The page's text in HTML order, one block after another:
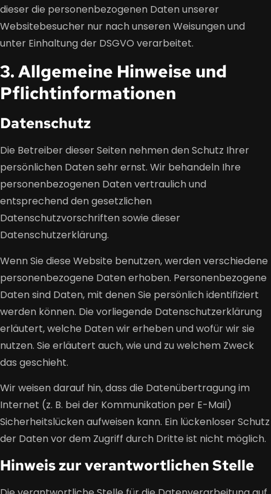
dieser die personenbezogenen Daten unserer
Websitebesucher nur nach unseren Weisungen und
unter Einhaltung der DSGVO verarbeitet.
3. Allgemeine Hinweise und
Pflicht­informationen
Datenschutz
Die Betreiber dieser Seiten nehmen den Schutz Ihrer
persönlichen Daten sehr ernst. Wir behandeln Ihre
personenbezogenen Daten vertraulich und
entsprechend den gesetzlichen
Datenschutzvorschriften sowie dieser
Datenschutzerklärung.
Wenn Sie diese Website benutzen, werden verschiedene
personenbezogene Daten erhoben. Personenbezogene
Daten sind Daten, mit denen Sie persönlich identifiziert
werden können. Die vorliegende Datenschutzerklärung
erläutert, welche Daten wir erheben und wofür wir sie
nutzen. Sie erläutert auch, wie und zu welchem Zweck
das geschieht.
Wir weisen darauf hin, dass die Datenübertragung im
Internet (z. B. bei der Kommunikation per E-Mail)
Sicherheitslücken aufweisen kann. Ein lückenloser Schutz
der Daten vor dem Zugriff durch Dritte ist nicht möglich.
Hinweis zur verantwortlichen Stelle